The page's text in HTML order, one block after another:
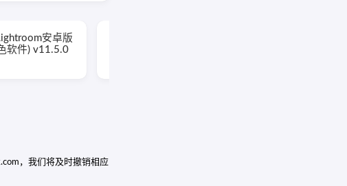
安卓版
软件) v11.5.0
，我们将及时撤销相应